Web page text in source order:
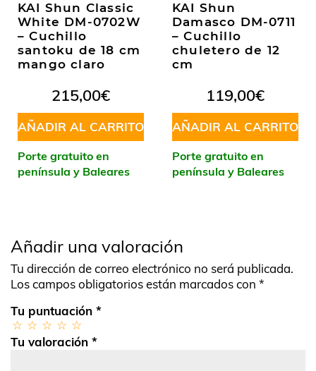
KAI Shun Classic
White DM-0702W
– Cuchillo
santoku de 18 cm
mango claro
215,00€
AÑADIR AL CARRITO
Porte gratuito en
península y Baleares
KAI Shun
Damasco DM-0711
– Cuchillo
chuletero de 12
cm
119,00€
AÑADIR AL CARRITO
Porte gratuito en
península y Baleares
Añadir una valoración
Tu dirección de correo electrónico no será publicada.
Los campos obligatorios están marcados con *
Tu puntuación *
Tu valoración *